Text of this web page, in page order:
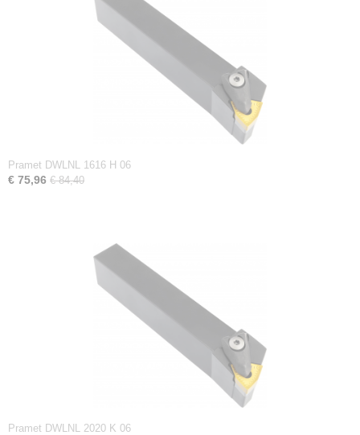
Pramet DWLNL 1616 H 06
€ 75,96 € 84,40
Pramet DWLNL 2020 K 06